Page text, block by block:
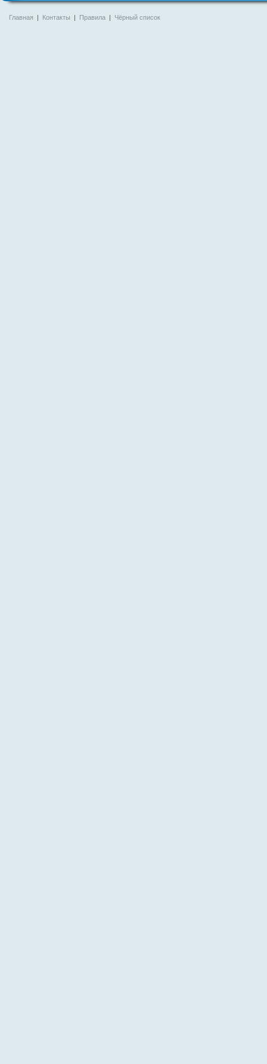
Главная | Контакты | Правила | Чёрный список